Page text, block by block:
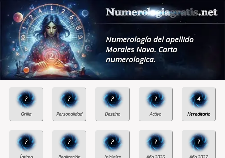
Numerología del apellido
Morales Nava. Carta
numerologica.
? ? ? ? 4
? ? ? ? ?